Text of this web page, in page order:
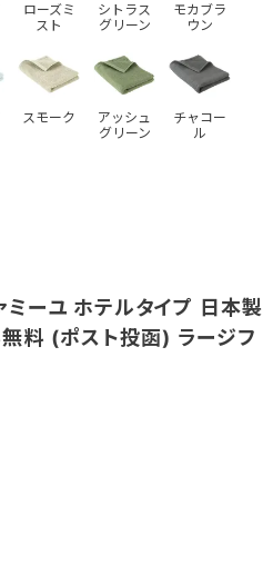
ローズミ
スト
シトラス
グリーン
モカブラ
ウン
スモーク
アッシュ
グリーン
チャコー
ル
ミーユ ホテルタイプ 日本製
料 (ポスト投函) ラージフ